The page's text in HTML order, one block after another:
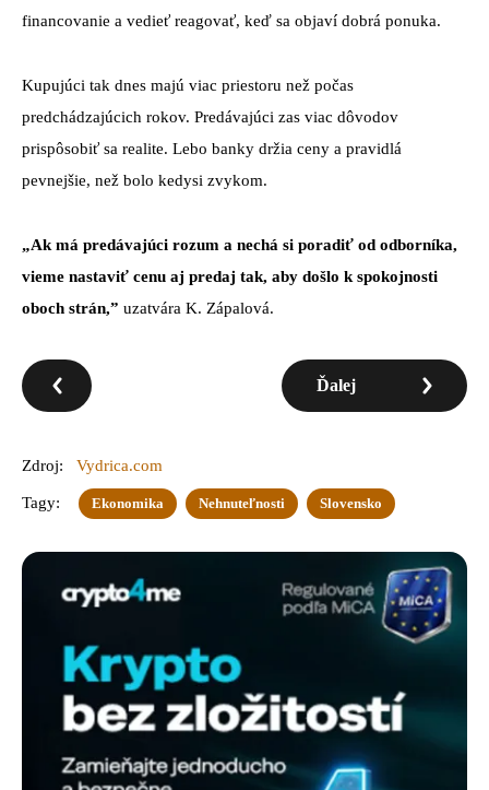
financovanie a vedieť reagovať, keď sa objaví dobrá ponuka.
Kupujúci tak dnes majú viac priestoru než počas
predchádzajúcich rokov. Predávajúci zas viac dôvodov
prispôsobiť sa realite. Lebo banky držia ceny a pravidlá
pevnejšie, než bolo kedysi zvykom.
„Ak má predávajúci rozum a nechá si poradiť od odborníka,
vieme nastaviť cenu aj predaj tak, aby došlo k spokojnosti
oboch strán,” uzatvára K. Zápalová.
Ďalej
Zdroj: Vydrica.com
Tagy: Ekonomika Nehnuteľnosti Slovensko